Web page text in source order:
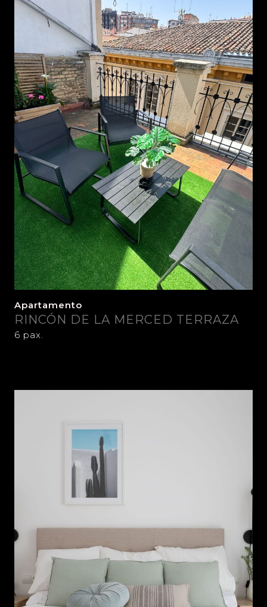
Apartamento
RINCÓN DE LA MERCED TERRAZA
6 pax.